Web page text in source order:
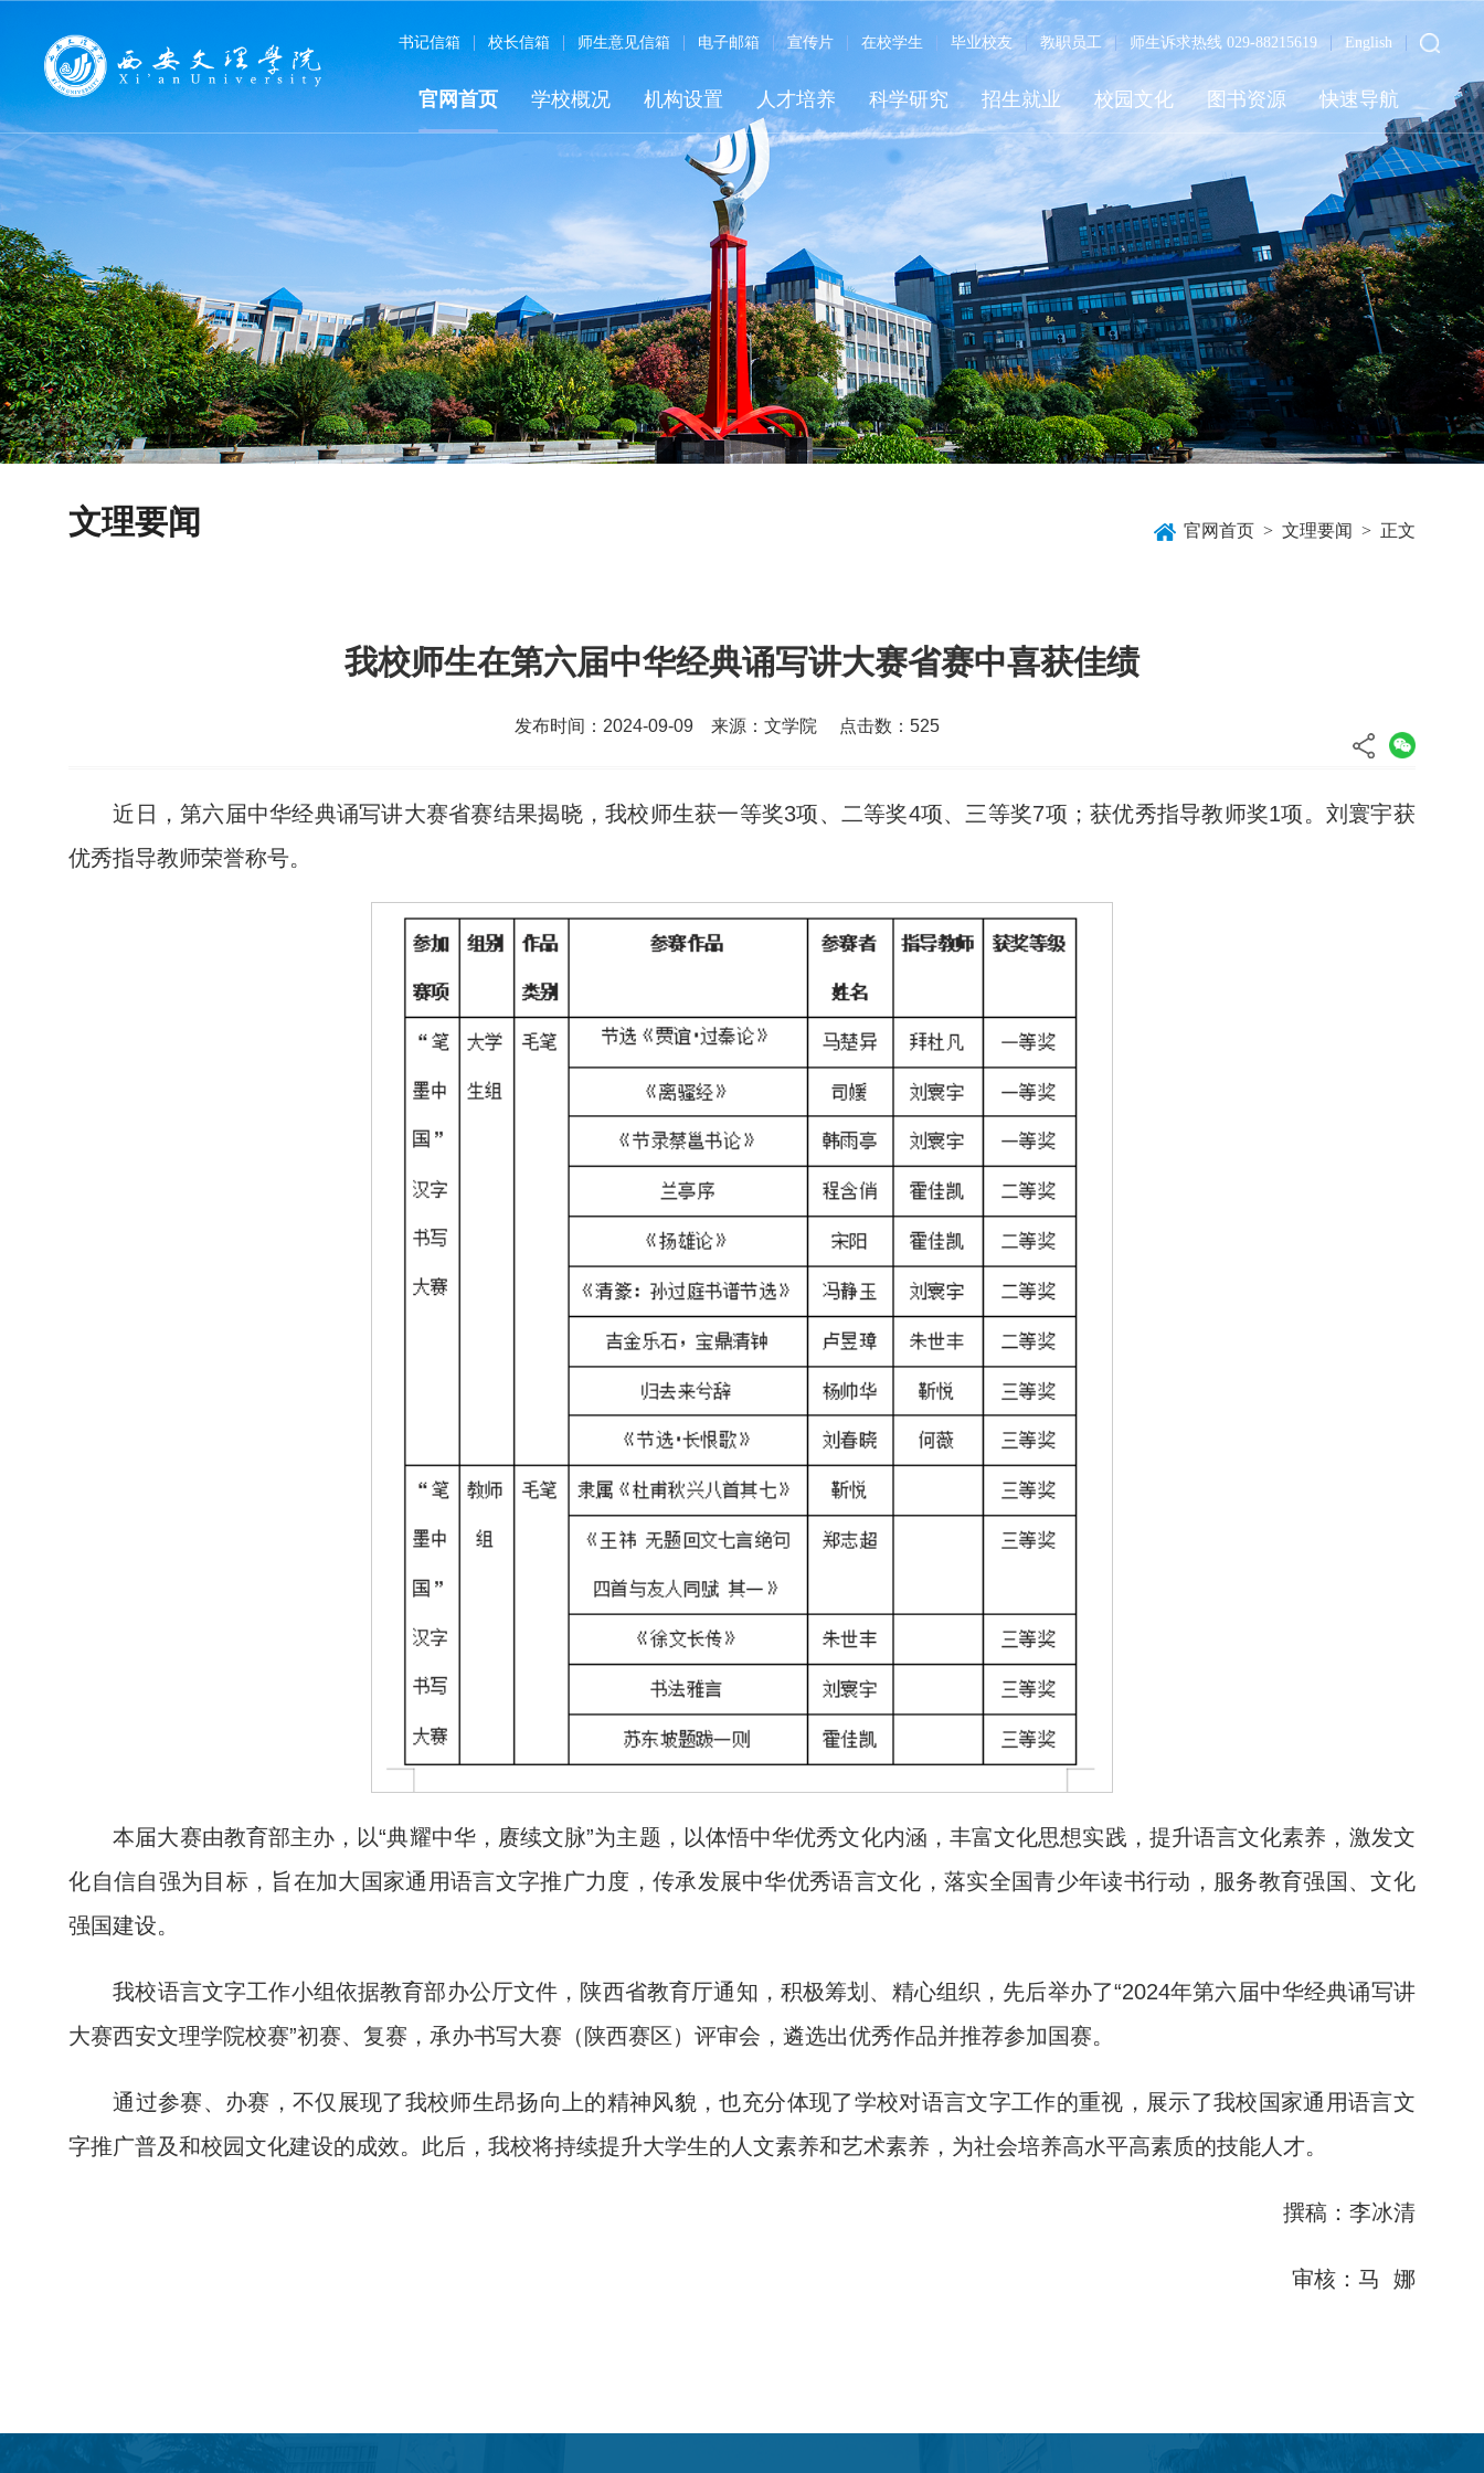
书记信箱 校长信箱 师生意见信箱 电子邮箱 宣传片 在校学生 毕业校友 教职员工 师生诉求热线 029-88215619 English
官网首页 学校概况 机构设置 人才培养 科学研究 招生就业 校园文化 图书资源 快速导航
文理要闻 官网首页 > 文理要闻 > 正文
我校师生在第六届中华经典诵写讲大赛省赛中喜获佳绩
发布时间：2024-09-09 来源：文学院 点击数： 525
近日，第六届中华经典诵写讲大赛省赛结果揭晓，我校师生获一等奖3项、二等奖4项、三等奖7项；获优秀指导教师奖1项。刘寰宇获
优秀指导教师荣誉称号。
本届大赛由教育部主办，以“典耀中华，赓续文脉”为主题，以体悟中华优秀文化内涵，丰富文化思想实践，提升语言文化素养，激发文
化自信自强为目标，旨在加大国家通用语言文字推广力度，传承发展中华优秀语言文化，落实全国青少年读书行动，服务教育强国、文化
强国建设。
我校语言文字工作小组依据教育部办公厅文件，陕西省教育厅通知，积极筹划、精心组织，先后举办了“2024年第六届中华经典诵写讲
大赛西安文理学院校赛”初赛、复赛，承办书写大赛（陕西赛区）评审会，遴选出优秀作品并推荐参加国赛。
通过参赛、办赛，不仅展现了我校师生昂扬向上的精神风貌，也充分体现了学校对语言文字工作的重视，展示了我校国家通用语言文
字推广普及和校园文化建设的成效。此后，我校将持续提升大学生的人文素养和艺术素养，为社会培养高水平高素质的技能人才。
撰稿：李冰清
审核：马 娜